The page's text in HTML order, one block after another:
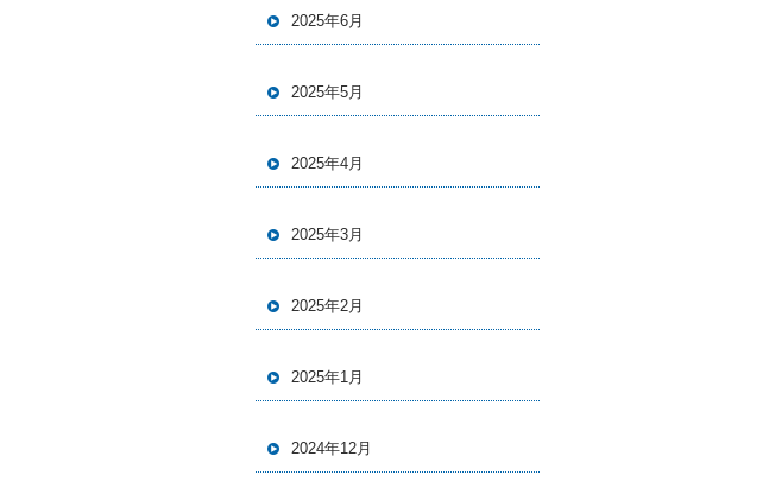
2025年6月
2025年5月
2025年4月
2025年3月
2025年2月
2025年1月
2024年12月